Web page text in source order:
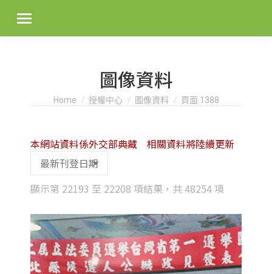
圖像資料
You are here:
Home 授權中心 圖像資料 頁面 1388
顯示第 22193 至 22208 項結果，共 48254 項
latest
本網站資料係外交部典藏 相關資料將陸續更新